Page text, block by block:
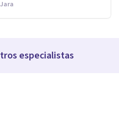
especialistas